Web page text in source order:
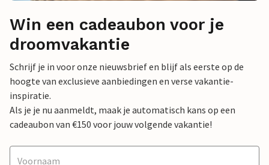
Win een cadeaubon voor je
droomvakantie
Schrijf je in voor onze nieuwsbrief en blijf als eerste op de
hoogte van exclusieve aanbiedingen en verse vakantie-
inspiratie.
Als je je nu aanmeldt, maak je automatisch kans op een
cadeaubon van €150 voor jouw volgende vakantie!